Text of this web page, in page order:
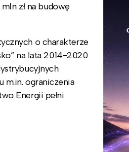
zł na budowę
o charakterze
na lata 2014-2020
ograniczenia
Energii pełni